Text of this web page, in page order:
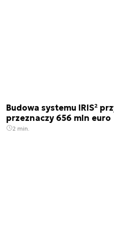
Budowa systemu IRIS²
przeznaczy 656 mln euro
2 min.